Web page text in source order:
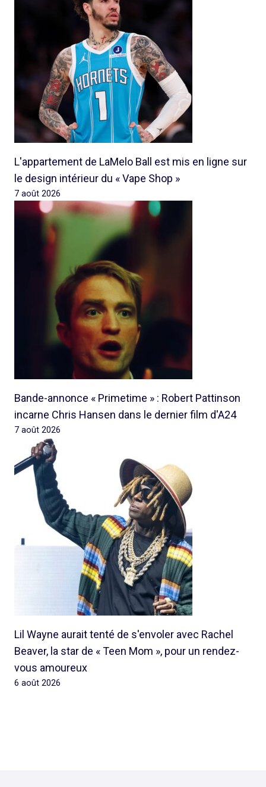
L'appartement de LaMelo Ball est mis en ligne sur
le design intérieur du « Vape Shop »
7 août 2026
Bande-annonce « Primetime » : Robert Pattinson
incarne Chris Hansen dans le dernier film d'A24
7 août 2026
Lil Wayne aurait tenté de s'envoler avec Rachel
Beaver, la star de « Teen Mom », pour un rendez-
vous amoureux
6 août 2026